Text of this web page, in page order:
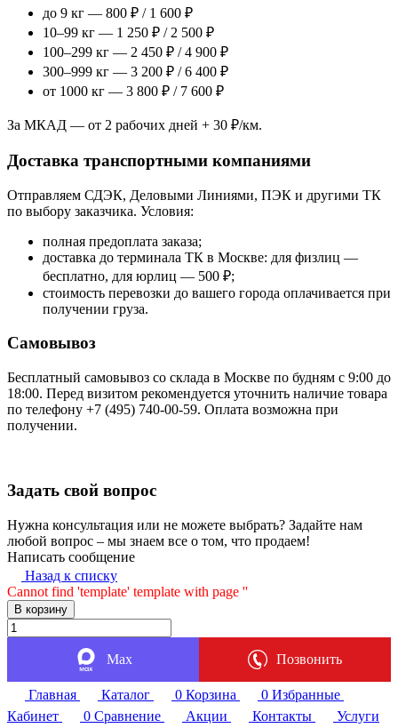
до 9 кг — 800 ₽ / 1 600 ₽
10–99 кг — 1 250 ₽ / 2 500 ₽
100–299 кг — 2 450 ₽ / 4 900 ₽
300–999 кг — 3 200 ₽ / 6 400 ₽
от 1000 кг — 3 800 ₽ / 7 600 ₽
За МКАД — от 2 рабочих дней + 30 ₽/км.
Доставка транспортными компаниями
Отправляем СДЭК, Деловыми Линиями, ПЭК и другими ТК
по выбору заказчика. Условия:
полная предоплата заказа;
доставка до терминала ТК в Москве: для физлиц —
бесплатно, для юрлиц — 500 ₽;
стоимость перевозки до вашего города оплачивается при
получении груза.
Самовывоз
Бесплатный самовывоз со склада в Москве по будням с 9:00 до
18:00. Перед визитом рекомендуется уточнить наличие товара
по телефону +7 (495) 740-00-59. Оплата возможна при
получении.
Задать свой вопрос
Нужна консультация или не можете выбрать? Задайте нам
любой вопрос – мы знаем все о том, что продаем!
Написать сообщение
Назад к списку
Cannot find 'template' template with page ''
В корзину
Max Позвонить
Главная Каталог 0 Корзина 0 Избранные
Кабинет
0 Сравнение Акции Контакты
Услуги